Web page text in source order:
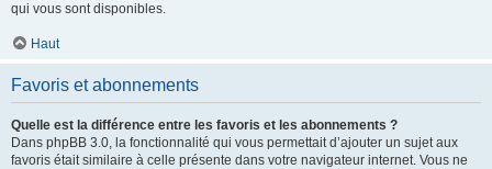
qui vous sont disponibles.
Haut
Favoris et abonnements
Quelle est la différence entre les favoris et les abonnements ?
Dans phpBB 3.0, la fonctionnalité qui vous permettait d’ajouter un sujet aux
favoris était similaire à celle présente dans votre navigateur internet. Vous ne